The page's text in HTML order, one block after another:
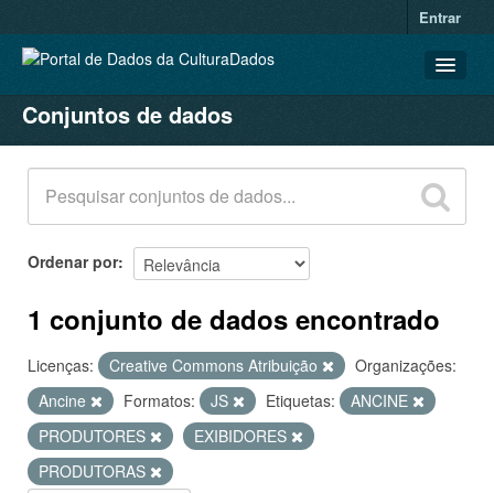
Entrar
CONJUNTOS DE DADOS
ORGANIZAÇÕES
GRUPOS
SOBRE
Conjuntos de dados
Ordenar por
1 conjunto de dados encontrado
Licenças: Creative Commons Atribuição
Organizações:
Ancine
Formatos: JS Etiquetas:
ANCINE
PRODUTORES
EXIBIDORES
PRODUTORAS